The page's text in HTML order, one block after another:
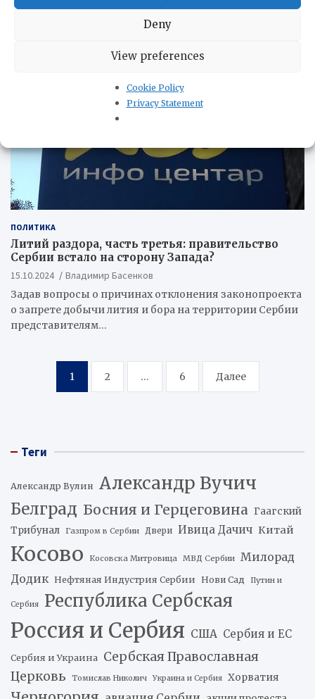
Deny
View preferences
Cookie Policy
Privacy Statement
ПОЛИТИКА
Литий раздора, часть третья: правительство
Сербии встало на сторону Запада?
15.10.2024
Владимир Басенков
Задав вопросы о причинах отклонения законопроекта
о запрете добычи лития и бора на территории Сербии
представителям…
Пагинация
записей
1 2 … 6 Далее
Теги
Александр Вулин Александр Вучич
Белград Босния и Герцеговина Гаагский
Трибунал Газпром в Сербии Двери Ивица Дачич Китай
Косово Косовска Митровица МВД Сербии
Милорад
Додик Нефтяная Индустрия Сербии Нови Сад Путин и
Сербия Республика Сербская
Россия и Сербия США Сербия и ЕС
Сербия и Украина Сербская Православная
Церковь
Томислав Николич Украина и Сербия Хорватия